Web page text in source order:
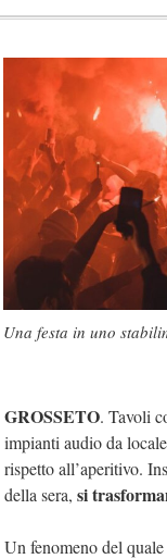
Una festa in uno
GROSSETO. Tavoli
impianti audio da
rispetto all’aperitivo.
della sera, si
Un fenomeno del